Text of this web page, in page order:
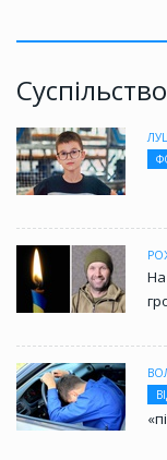
Суспільство
На